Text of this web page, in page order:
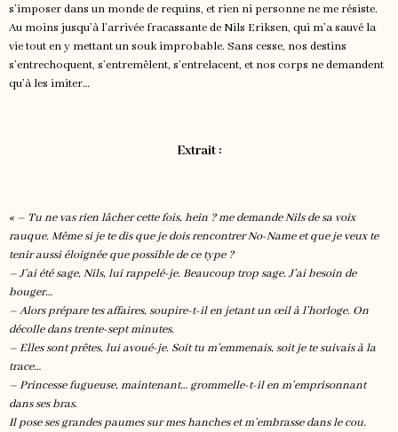
s’imposer dans un monde de requins, et rien ni personne ne me résiste.
Au moins jusqu’à l’arrivée fracassante de Nils Eriksen, qui m’a sauvé la
vie tout en y mettant un souk improbable. Sans cesse, nos destins
s’entrechoquent, s’entremêlent, s’entrelacent, et nos corps ne demandent
qu’à les imiter…
Extrait :
« – Tu ne vas rien lâcher cette fois, hein ? me demande Nils de sa voix
rauque. Même si je te dis que je dois rencontrer No-Name et que je veux te
tenir aussi éloignée que possible de ce type ?
– J’ai été sage, Nils, lui rappelé-je. Beaucoup trop sage. J’ai besoin de
bouger…
– Alors prépare tes affaires, soupire-t-il en jetant un œil à l’horloge. On
décolle dans trente-sept minutes.
– Elles sont prêtes, lui avoué-je. Soit tu m’emmenais, soit je te suivais à la
trace…
– Princesse fugueuse, maintenant… grommelle-t-il en m’emprisonnant
dans ses bras.
Il pose ses grandes paumes sur mes hanches et m’embrasse dans le cou.